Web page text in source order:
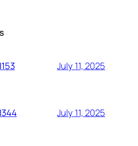
July 11, 2025
July 11, 2025